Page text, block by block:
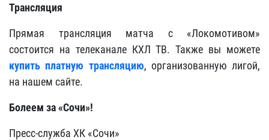
Трансляция
Прямая трансляция матча с «Локомотивом»
состоится на телеканале КХЛ ТВ. Также вы можете
купить платную трансляцию, организованную лигой,
на нашем сайте.
Болеем за «Сочи»!
Пресс-служба ХК «Сочи»